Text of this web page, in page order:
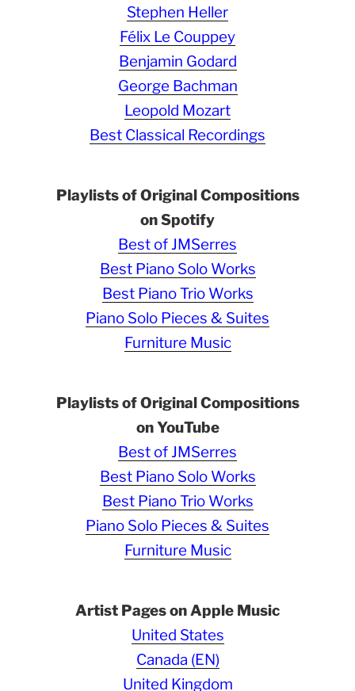
Stephen Heller
Félix Le Couppey
Benjamin Godard
George Bachman
Leopold Mozart
Best Classical Recordings
Playlists of Original Compositions
on Spotify
Best of JMSerres
Best Piano Solo Works
Best Piano Trio Works
Piano Solo Pieces & Suites
Furniture Music
Playlists of Original Compositions
on YouTube
Best of JMSerres
Best Piano Solo Works
Best Piano Trio Works
Piano Solo Pieces & Suites
Furniture Music
Artist Pages on Apple Music
United States
Canada (EN)
United Kingdom